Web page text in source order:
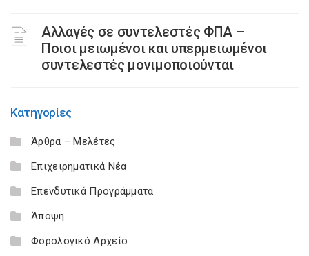
Αλλαγές σε συντελεστές ΦΠΑ –
Ποιοι μειωμένοι και υπερμειωμένοι
συντελεστές μονιμοποιούνται
Κατηγορίες
Άρθρα – Μελέτες
Επιχειρηματικά Νέα
Επενδυτικά Προγράμματα
Άποψη
Φορολογικό Αρχείο